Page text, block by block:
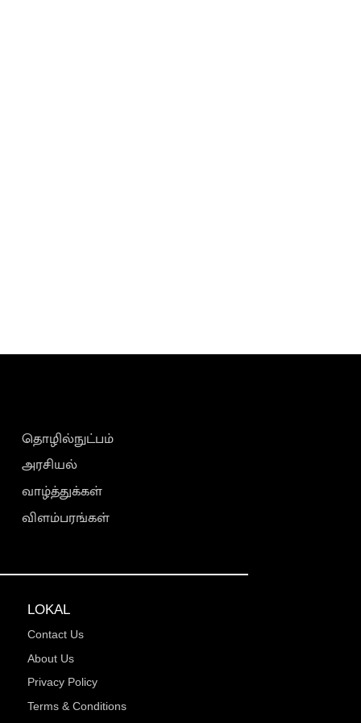
தொழில்நுட்பம்
அரசியல்
வாழ்த்துக்கள்
விளம்பரங்கள்
LOKAL
Contact Us
About Us
Privacy Policy
Terms & Conditions